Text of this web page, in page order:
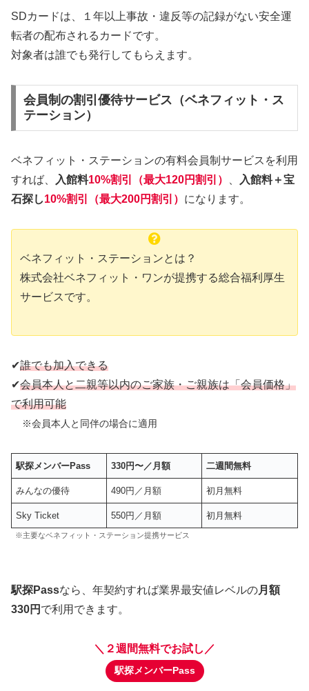
SDカードは、１年以上事故・違反等の記録がない安全運
転者の配布されるカードです。
対象者は誰でも発行してもらえます。
会員制の割引優待サービス（ベネフィット・ス
テーション）
ベネフィット・ステーションの有料会員制サービスを利用
すれば、
入館料10%割引（最大120円割引）
入館料＋宝
石探し10%割引（最大200円割引） になります。
ベネフィット・ステーションとは？
株式会社ベネフィット・ワンが提携する総合福利厚生
サービスです。
✔︎誰でも加入できる
✔︎会員本人と二親等以内のご家族・ご親族は「会員価格」
で利用可能
※会員本人と同伴の場合に適用
駅探メンバーPass 330円〜／月額 二週間無料
みんなの優待 490円／月額 初月無料
Sky Ticket 550円／月額 初月無料
※主要なベネフィット・ステーション提携サービス
駅探Passなら、年契約すれば業界最安値レベルの月額
330円 で利用できます。
＼２週間無料でお試し／
駅探メンバーPass